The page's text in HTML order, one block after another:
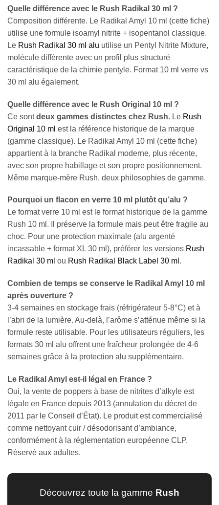
Quelle différence avec le Rush Radikal 30 ml ?
Composition différente. Le Radikal Amyl 10 ml (cette fiche)
utilise une formule isoamyl nitrite + isopentanol classique.
Le Rush Radikal 30 ml alu utilise un Pentyl Nitrite Mixture,
molécule différente avec un profil plus structuré
caractéristique de la chimie pentyle. Format 10 ml verre vs
30 ml alu également.
Quelle différence avec le Rush Original 10 ml ?
Ce sontdeux gammes distinctes chez Rush. Le Rush
Original 10 ml est la référence historique de la marque
(gamme classique). Le Radikal Amyl 10 ml (cette fiche)
appartient à la branche Radikal moderne, plus récente,
avec son propre habillage et son propre positionnement.
Même marque-mère Rush, deux philosophies de gamme.
Pourquoi un flacon en verre 10 ml plutôt qu’alu ?
Le format verre 10 ml est le format historique de la gamme
Rush 10 ml. Il préserve la formule mais peut être fragile au
choc. Pour une protection maximale (alu argenté
incassable + format XL 30 ml), préférer les versions Rush
Radikal 30 ml ou Rush Radikal Black Label 30 ml .
Combien de temps se conserve le Radikal Amyl 10 ml
après ouverture ?
3-4 semaines en stockage frais (réfrigérateur 5-8°C) et à
l’abri de la lumière. Au-delà, l’arôme s’atténue même si la
formule reste utilisable. Pour les utilisateurs réguliers, les
formats 30 ml alu offrent une fraîcheur prolongée de 4-6
semaines grâce à la protection alu supplémentaire.
Le Radikal Amyl est-il légal en France ?
Oui, la vente de poppers à base de nitrites d’alkyle est
légale en France depuis 2013 (annulation du décret de
2011 par le Conseil d’État). Le produit est commercialisé
comme nettoyant cuir / désodorisant d’ambiance,
conformément à la réglementation européenne CLP.
Réservé aux adultes.
Découvrez toute la gamme Rush